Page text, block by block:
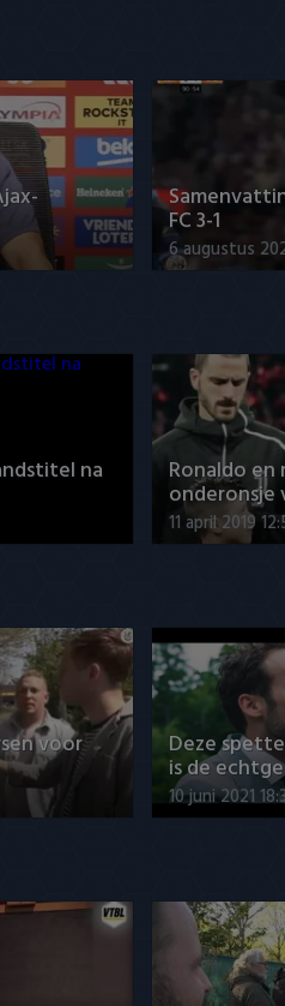
FC 3-1
6 augustus
na Ronaldo
onderonsje
11 april 2019
voor Deze
is de
10 juni 2021